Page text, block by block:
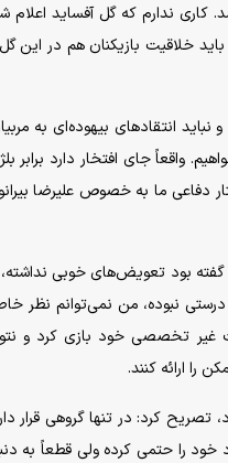
ندارم که گل آفساید اعلام
باید خلاقیت بازیکنان هم در
انتقادهای بیهوده‌ای به
واقعاً جای افتخار دارد برابر
دفاعی ما به خصوص علیرضا
گفته بود تعویض‌های خوبی
نبوده، من نمی‌توانم نظر
پست غیر تخصصی خود بازی کرد و
را ارائه کنند.
کرد: در تنها گروهی قرار
شانس نیوزلند از همه تیم‌ها کمتر است. مصر ۴ امتیازی صعود خود را حتمی کرده ولی